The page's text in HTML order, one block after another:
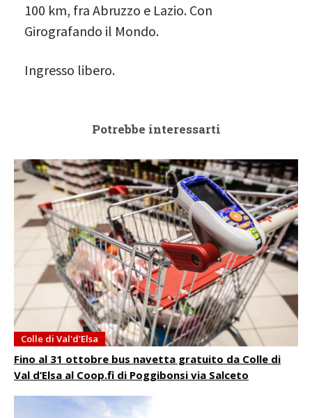
100 km, fra Abruzzo e Lazio. Con
Girografando il Mondo.
Ingresso libero.
Potrebbe interessarti
Colle di Val'd'Elsa
Fino al 31 ottobre bus navetta gratuito da Colle di
Val d’Elsa al Coop.fi di Poggibonsi via Salceto